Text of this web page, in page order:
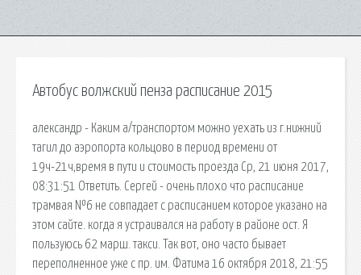
Автобус волжский пенза расписание 2015
александр - Каким а/транспортом можно уехать из г.нижний
тагил до аэропорта кольцово в период времени от
19ч-21ч,время в пути и стоимость проезда Ср, 21 июня 2017,
08:31:51 Ответить. Сергей - очень плохо что расписание
трамвая №6 не совпадает с расписанием которое указано на
этом сайте. когда я устраивался на работу в районе ост. Я
пользуюсь 62 марш. такси. Так вот, оно часто бывает
переполненное уже с пр. им. Фатима 16 октября 2018, 21:55